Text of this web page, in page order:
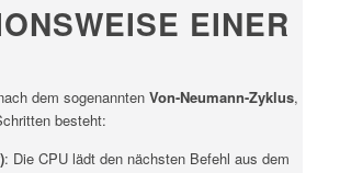
EINER
dem sogenannten Von-Neumann-Zyklus,
besteht:
: Die CPU lädt den nächsten Befehl aus dem